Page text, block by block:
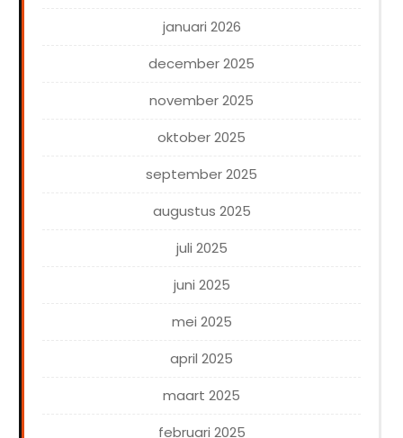
januari 2026
december 2025
november 2025
oktober 2025
september 2025
augustus 2025
juli 2025
juni 2025
mei 2025
april 2025
maart 2025
februari 2025